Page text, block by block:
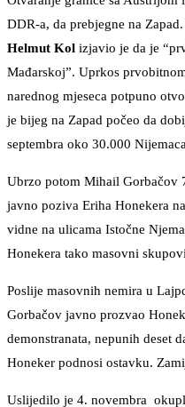
DDR-a, da prebjegne na
Helmut Kol izjavio je da je
Mađarskoj”. Uprkos
narednog mjeseca potpuno
je bijeg na Zapad počeo da
septembra oko 30.000
Ubrzo potom Mihail Gorbačov
javno poziva Eriha Honekera
vidne na ulicama Istočne
Honekera tako masovni
Poslije masovnih nemira u
Gorbačov javno prozvao
demonstranata, nepunih deset
Honeker podnosi ostavku.
Uslijedilo je 4. novembra